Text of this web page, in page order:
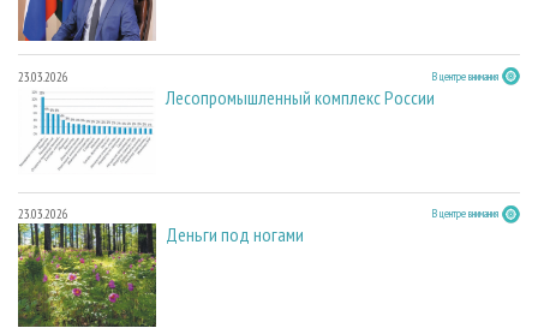
23.03.2026 В центре внимания
Лесопромышленный комплекс России
23.03.2026 В центре внимания
Деньги под ногами